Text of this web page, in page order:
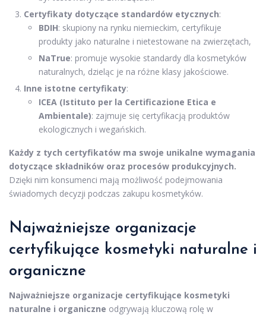
Certyfikaty dotyczące standardów etycznych:
BDIH: skupiony na rynku niemieckim, certyfikuje
produkty jako naturalne i nietestowane na zwierzętach,
NaTrue: promuje wysokie standardy dla kosmetyków
naturalnych, dzieląc je na różne klasy jakościowe.
Inne istotne certyfikaty:
ICEA (Istituto per la Certificazione Etica e
Ambientale): zajmuje się certyfikacją produktów
ekologicznych i wegańskich.
Każdy z tych certyfikatów ma swoje unikalne wymagania
dotyczące składników oraz procesów produkcyjnych.
Dzięki nim konsumenci mają możliwość podejmowania
świadomych decyzji podczas zakupu kosmetyków.
Najważniejsze organizacje
certyfikujące kosmetyki naturalne i
organiczne
Najważniejsze organizacje certyfikujące kosmetyki
naturalne i organiczne odgrywają kluczową rolę w